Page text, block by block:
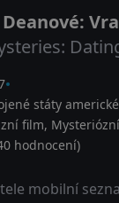
státy americké
film, Mysteriózní
hodnocení)
mobilní